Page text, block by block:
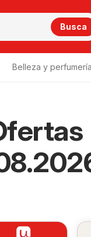
Busca
Belleza y perfumería